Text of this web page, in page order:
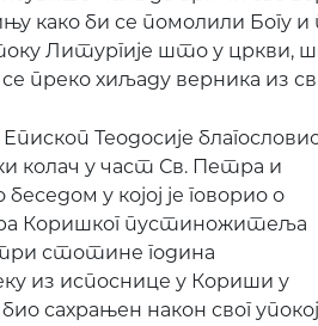
како би се помолили Богу и
току Литургије што у
преко хиљаду верника из
Теодосије
колач у част Св. Петра и
у којој је говорио о
Коришког пустиножитеља
стотине година
из испоснице у Кориши у
сахрањен након свог